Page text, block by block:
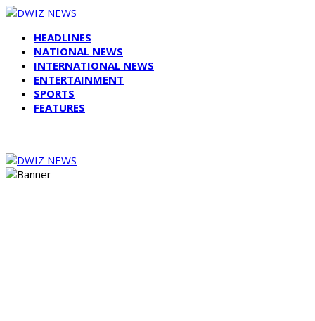
HEADLINES
NATIONAL NEWS
INTERNATIONAL NEWS
ENTERTAINMENT
SPORTS
FEATURES